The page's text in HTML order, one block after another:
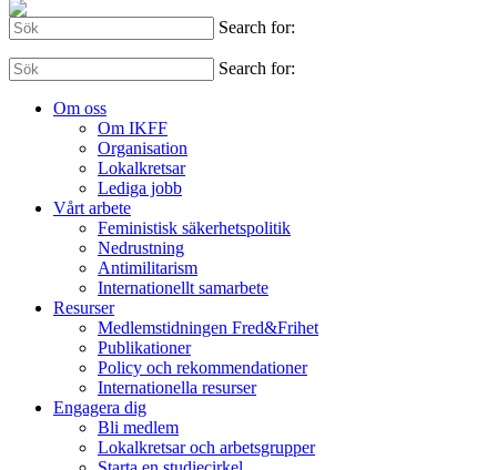
Search for:
Search for:
Om oss
Om IKFF
Organisation
Lokalkretsar
Lediga jobb
Vårt arbete
Feministisk säkerhetspolitik
Nedrustning
Antimilitarism
Internationellt samarbete
Resurser
Medlemstidningen Fred&Frihet
Publikationer
Policy och rekommendationer
Internationella resurser
Engagera dig
Bli medlem
Lokalkretsar och arbetsgrupper